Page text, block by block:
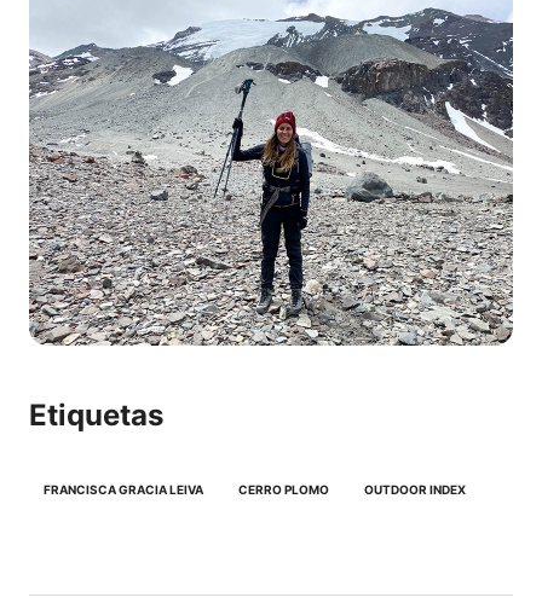
Etiquetas
FRANCISCA GRACIA LEIVA CERRO PLOMO OUTDOOR INDEX